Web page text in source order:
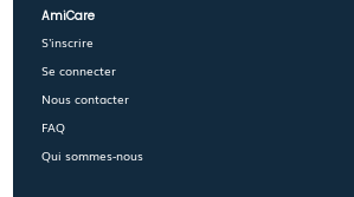
AmiCare
S'inscrire
Se connecter
Nous contacter
FAQ
Qui sommes-nous